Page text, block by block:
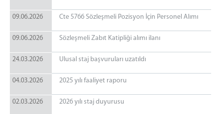
İLETİŞİM
09.06.2026 Cte 5766 Sözleşmeli Pozisyon İçin Personel Alımı
09.06.2026 Sözleşmeli Zabıt Katipliği alımı ilanı
24.03.2026 Ulusal staj başvuruları uzatıldı
04.03.2026 2025 yılı faaliyet raporu
02.03.2026 2026 yılı staj duyurusu